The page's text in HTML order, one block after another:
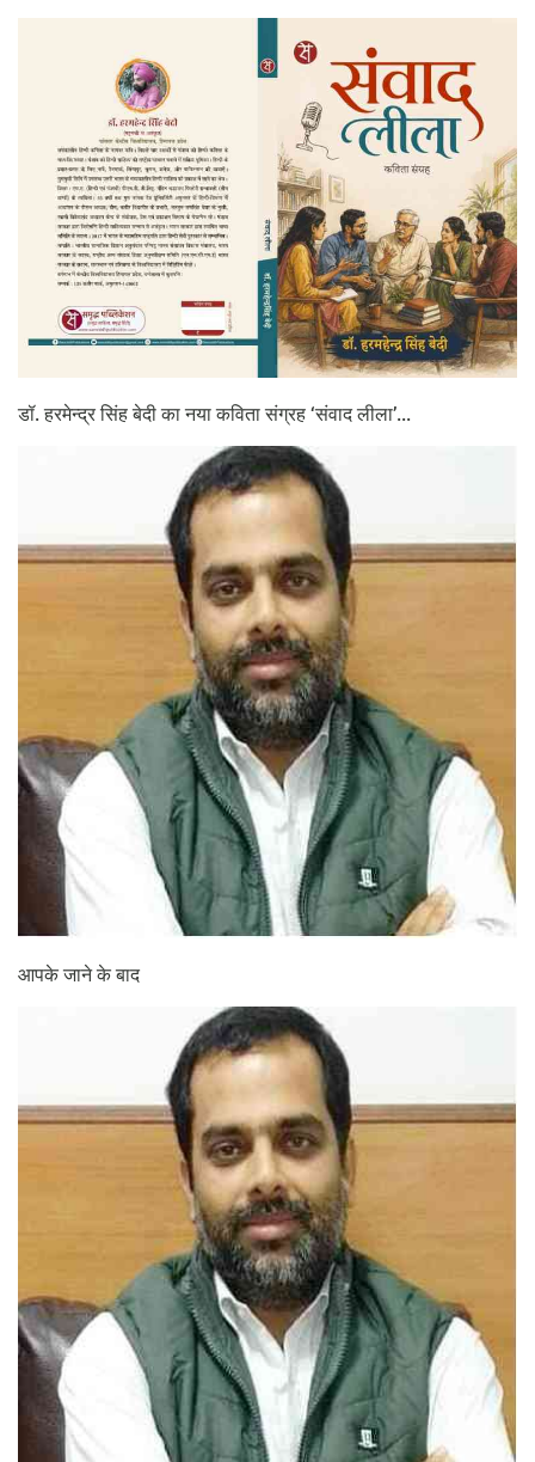
डॉ. हरमेन्द्र सिंह बेदी का नया कविता संग्रह ‘संवाद लीला’...
आपके जाने के बाद